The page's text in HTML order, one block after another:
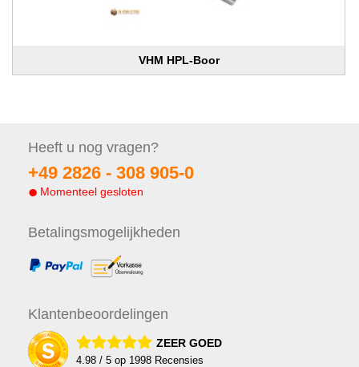
VHM HPL-Boor
Heeft u nog vragen?
+49 2826 - 308 905-0
Momenteel gesloten
Betalingsmogelijkheden
Klantenbeoordelingen
ZEER GOED
4.98 / 5 op 1998 Recensies